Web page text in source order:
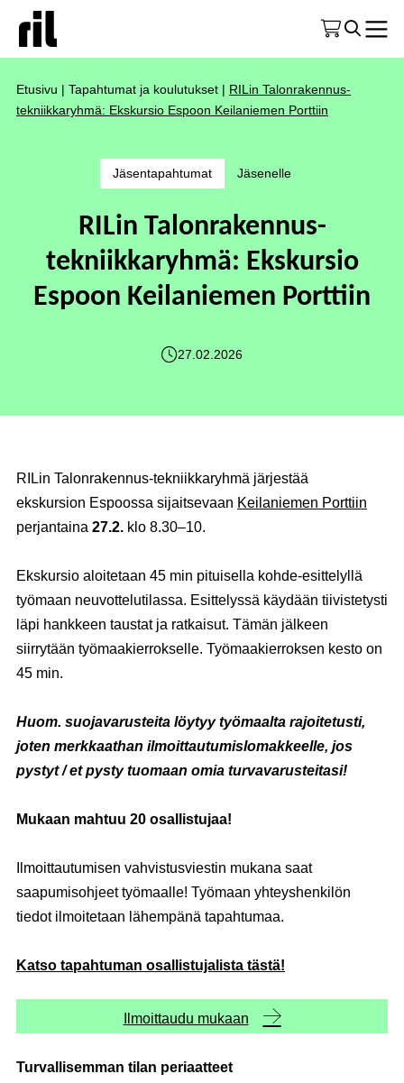
Etusivu | Tapahtumat ja koulutukset | RILin Talonrakennus-
tekniikkaryhmä: Ekskursio Espoon Keilaniemen Porttiin
Jäsentapahtumat Jäsenelle
RILin Talonrakennus-
tekniikkaryhmä: Ekskursio
Espoon Keilaniemen Porttiin
27.02.2026
RILin Talonrakennus-tekniikkaryhmä järjestää
ekskursion Espoossa sijaitsevaan Keilaniemen Porttiin
perjantaina 27.2. klo 8.30–10.
Ekskursio aloitetaan 45 min pituisella kohde-esittelyllä
työmaan neuvottelutilassa. Esittelyssä käydään tiivistetysti
läpi hankkeen taustat ja ratkaisut. Tämän jälkeen
siirrytään työmaakierrokselle. Työmaakierroksen kesto on
45 min.
Huom. suojavarusteita löytyy työmaalta rajoitetusti,
joten merkkaathan ilmoittautumislomakkeelle, jos
pystyt / et pysty tuomaan omia turvavarusteitasi!
Mukaan mahtuu 20 osallistujaa!
Ilmoittautumisen vahvistusviestin mukana saat
saapumisohjeet työmaalle! Työmaan yhteyshenkilön
tiedot ilmoitetaan lähempänä tapahtumaa.
Katso tapahtuman osallistujalista tästä!
Ilmoittaudu mukaan
Turvallisemman tilan periaatteet